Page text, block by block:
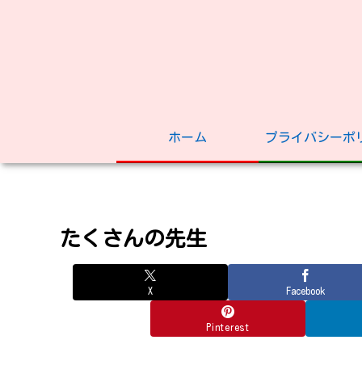
ホーム プライバシーポ
たくさんの先生
X Facebook
Pinterest